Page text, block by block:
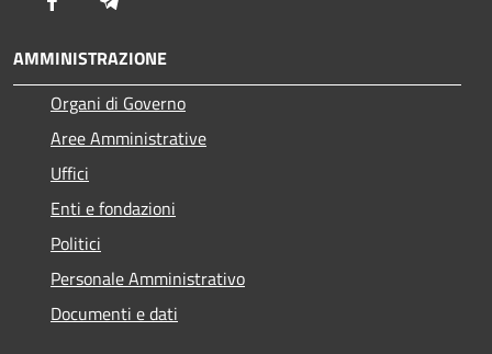
AMMINISTRAZIONE
Organi di Governo
Aree Amministrative
Uffici
Enti e fondazioni
Politici
Personale Amministrativo
Documenti e dati